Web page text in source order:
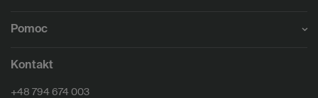
Pomoc
Kontakt
+48 794 674 003